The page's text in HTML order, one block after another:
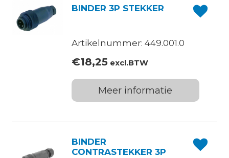
BINDER 3P STEKKER
Artikelnummer: 449.001.0
€18,25excl.BTW
Meer informatie
BINDER
CONTRASTEKKER 3P